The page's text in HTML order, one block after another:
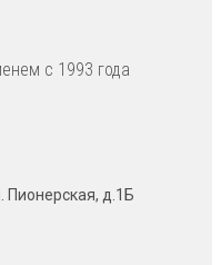
с 1993 года
Пионерская, д.1Б